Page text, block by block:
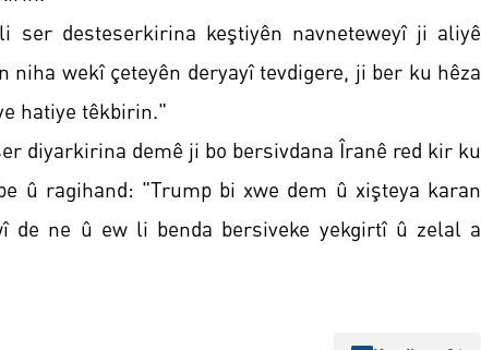
ser desteserkirina keştiyên navneteweyî ji aliyê
wekî çeteyên deryayî tevdigere, ji ber ku hêza
hatiye têkbirin."
diyarkirina demê ji bo bersivdana Îranê red kir ku
û ragihand: "Trump bi xwe dem û xişteya karan
de ne û ew li benda bersiveke yekgirtî û zelal a